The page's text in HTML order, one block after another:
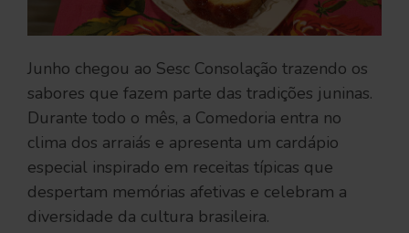
Junho chegou ao Sesc Consolação trazendo os
sabores que fazem parte das tradições juninas.
Durante todo o mês, a Comedoria entra no
clima dos arraiás e apresenta um cardápio
especial inspirado em receitas típicas que
despertam memórias afetivas e celebram a
diversidade da cultura brasileira.